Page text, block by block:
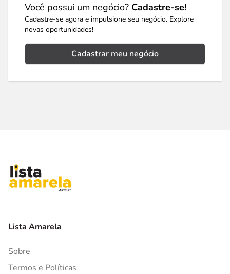
Você possui um negócio? Cadastre-se!
Cadastre-se agora e impulsione seu negócio. Explore
novas oportunidades!
Cadastrar meu negócio
Lista Amarela
Sobre
Termos e Políticas